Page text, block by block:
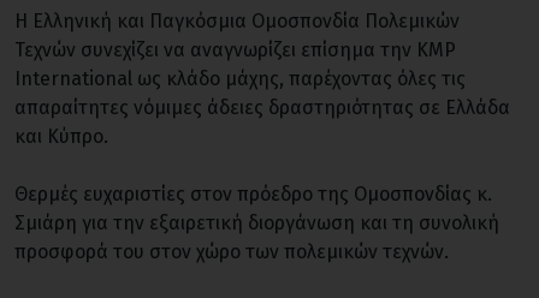
Η Ελληνική και Παγκόσμια Ομοσπονδία Πολεμικών
Τεχνών συνεχίζει να αναγνωρίζει επίσημα την KMP
International ως κλάδο μάχης, παρέχοντας όλες τις
απαραίτητες νόμιμες άδειες δραστηριότητας σε Ελλάδα
και Κύπρο.
Θερμές ευχαριστίες στον πρόεδρο της Ομοσπονδίας κ.
Σμιάρη για την εξαιρετική διοργάνωση και τη συνολική
προσφορά του στον χώρο των πολεμικών τεχνών.